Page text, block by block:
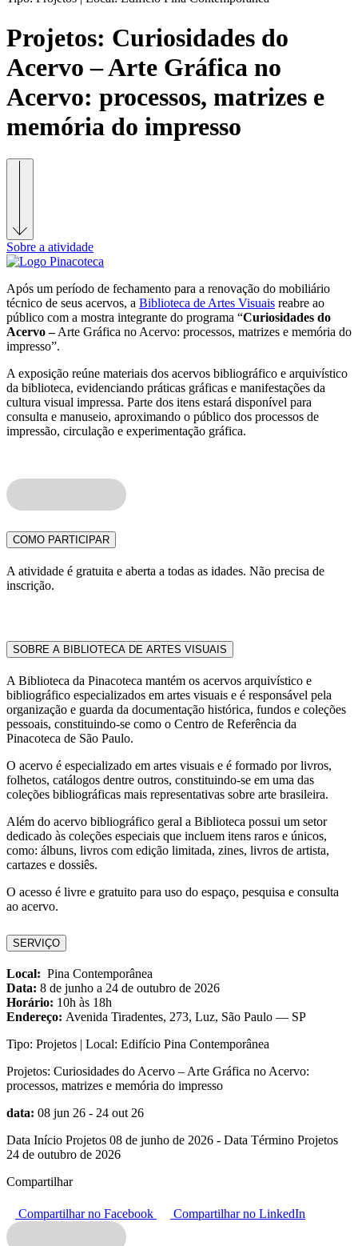
Projetos: Curiosidades do
Acervo – Arte Gráfica no
Acervo: processos, matrizes e
memória do impresso
Sobre a atividade
Após um período de fechamento para a renovação do mobiliário
técnico de seus acervos, a Biblioteca de Artes Visuais reabre ao
público com a mostra integrante do programa “Curiosidades do
Acervo –Arte Gráfica no Acervo: processos, matrizes e memória do
impresso”.
A exposição reúne materiais dos acervos bibliográfico e arquivístico
da biblioteca, evidenciando práticas gráficas e manifestações da
cultura visual impressa. Parte dos itens estará disponível para
consulta e manuseio, aproximando o público dos processos de
impressão, circulação e experimentação gráfica.
COMO PARTICIPAR
A atividade é gratuita e aberta a todas as idades. Não precisa de
inscrição.
SOBRE A BIBLIOTECA DE ARTES VISUAIS
A Biblioteca da Pinacoteca mantém os acervos arquivístico e
bibliográfico especializados em artes visuais e é responsável pela
organização e guarda da documentação histórica, fundos e coleções
pessoais, constituindo-se como o Centro de Referência da
Pinacoteca de São Paulo.
O acervo é especializado em artes visuais e é formado por livros,
folhetos, catálogos dentre outros, constituindo-se em uma das
coleções bibliográficas mais representativas sobre arte brasileira.
Além do acervo bibliográfico geral a Biblioteca possui um setor
dedicado às coleções especiais que incluem itens raros e únicos,
como: álbuns, livros com edição limitada, zines, livros de artista,
cartazes e dossiês.
O acesso é livre e gratuito para uso do espaço, pesquisa e consulta
ao acervo.
SERVIÇO
Local: Pina Contemporânea
Data: 8 de junho a 24 de outubro de 2026
Horário: 10h às 18h
Endereço: Avenida Tiradentes, 273, Luz, São Paulo — SP
Tipo: Projetos | Local: Edifício Pina Contemporânea
Projetos: Curiosidades do Acervo – Arte Gráfica no Acervo:
processos, matrizes e memória do impresso
data: 08 jun 26 - 24 out 26
Data Início Projetos 08 de junho de 2026 - Data Término Projetos
24 de outubro de 2026
Compartilhar
Compartilhar no Facebook Compartilhar no LinkedIn